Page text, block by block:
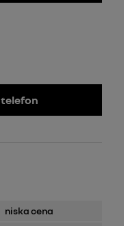
telefon
niska cena